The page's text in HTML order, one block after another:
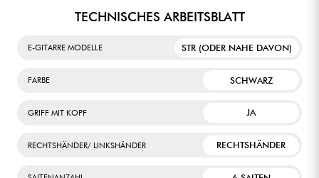
TECHNISCHES ARBEITSBLATT
E-GITARRE MODELLE STR (ODER NAHE DAVON)
FARBE SCHWARZ
GRIFF MIT KOPF JA
RECHTSHÄNDER/ LINKSHÄNDER RECHTSHÄNDER